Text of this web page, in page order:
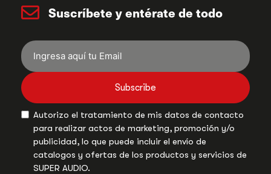
Suscríbete y entérate de todo
Subscribe
Autorizo el tratamiento de mis datos de contacto
para realizar actos de marketing, promoción y/o
publicidad, lo que puede incluir el envío de
catalogos y ofertas de los productos y servicios de
SUPER AUDIO.